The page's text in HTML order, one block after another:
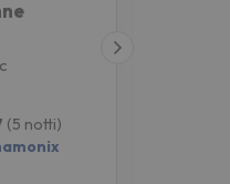
(5 notti)